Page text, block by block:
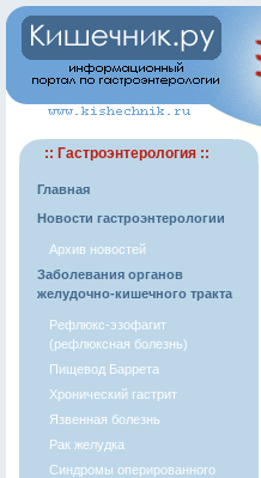
:: Гастроэнтерология ::
Главная
Новости гастроэнтерологии
Архив новостей
Заболевания органов
желудочно-кишечного тракта
Рефлюкс-эзофагит
(рефлюксная болезнь)
Пищевод Баррета
Хронический гастрит
Язвенная болезнь
Рак желудка
Синдромы оперированного